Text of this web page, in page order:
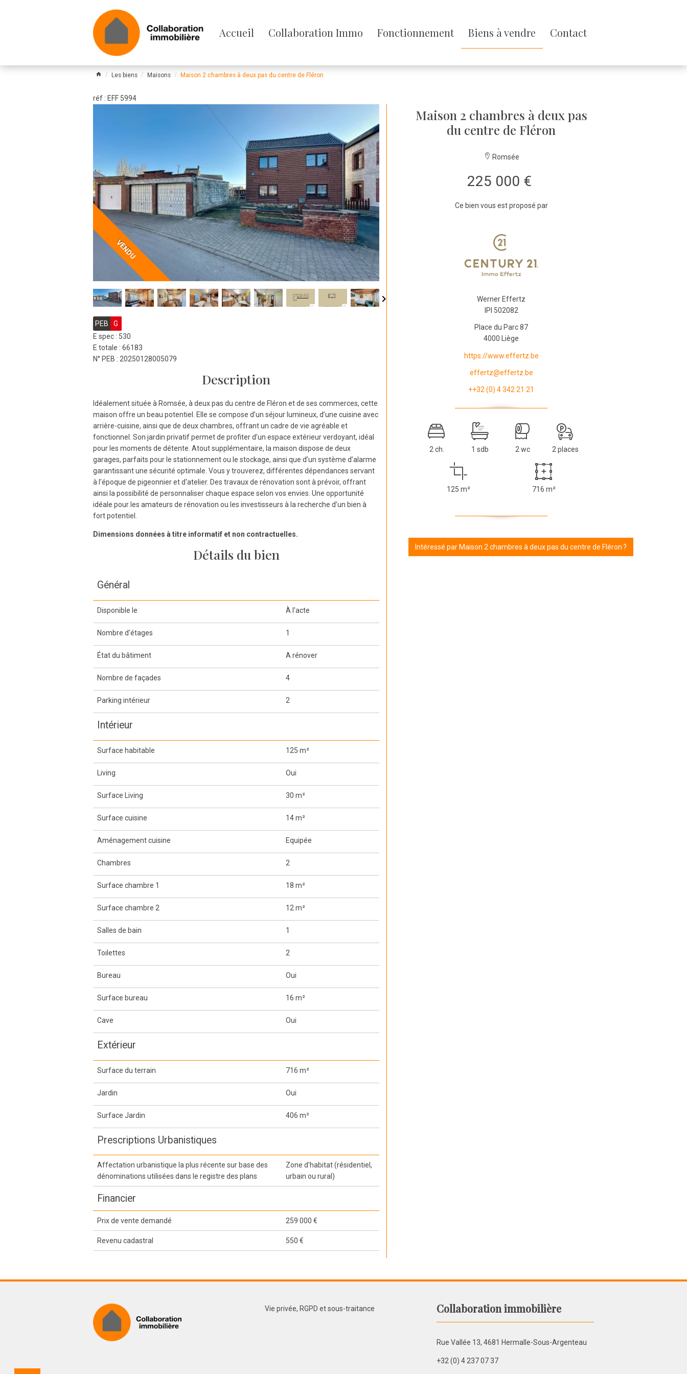
Passer
menu
Accueil Collaboration Immo Fonctionnement Biens à vendre Contact
Les biens Maisons Maison 2 chambres à deux pas du centre de Fléron
réf : EFF 5994
VENDU
PEB
G
E spec : 530
E totale : 66183
N° PEB : 20250128005079
Description
Idéalement située à Romsée, à deux pas du centre de Fléron et de ses commerces, cette
maison offre un beau potentiel. Elle se compose d’un séjour lumineux, d’une cuisine avec
arrière-cuisine, ainsi que de deux chambres, offrant un cadre de vie agréable et
fonctionnel. Son jardin privatif permet de profiter d’un espace extérieur verdoyant, idéal
pour les moments de détente. Atout supplémentaire, la maison dispose de deux
garages, parfaits pour le stationnement ou le stockage, ainsi que d’un système d’alarme
garantissant une sécurité optimale. Vous y trouverez, différentes dépendances servant
à l'époque de pigeonnier et d'atelier. Des travaux de rénovation sont à prévoir, offrant
ainsi la possibilité de personnaliser chaque espace selon vos envies. Une opportunité
idéale pour les amateurs de rénovation ou les investisseurs à la recherche d’un bien à
fort potentiel.
Dimensions données à titre informatif et non contractuelles.
Détails du bien
Général
Disponible le À l'acte
Nombre d'étages 1
État du bâtiment A rénover
Nombre de façades 4
Parking intérieur 2
Intérieur
Surface habitable 125 m²
Living Oui
Surface Living 30 m²
Surface cuisine 14 m²
Aménagement cuisine Equipée
Chambres 2
Surface chambre 1 18 m²
Surface chambre 2 12 m²
Salles de bain 1
Toilettes 2
Bureau Oui
Surface bureau 16 m²
Cave Oui
Extérieur
Surface du terrain 716 m²
Jardin Oui
Surface Jardin 406 m²
Prescriptions Urbanistiques
Affectation urbanistique la plus récente sur base des
dénominations utilisées dans le registre des plans
Zone d'habitat (résidentiel,
urbain ou rural)
Financier
Prix de vente demandé 259 000 €
Revenu cadastral 550 €
Maison 2 chambres à deux pas
du centre de Fléron
Romsée
225 000 €
Ce bien vous est proposé par
Werner Effertz
IPI 502082
Place du Parc 87
4000 Liège
https://www.effertz.be
effertz@effertz.be
++32 (0) 4 342 21 21
2 ch. 1 sdb 2 wc 2 places
125 m² 716 m²
Intéressé par Maison 2 chambres à deux pas du centre de Fléron ?
Vie privée, RGPD et sous-traitance Collaboration immobilière
Rue Vallée 13, 4681 Hermalle-Sous-Argenteau
+32 (0) 4 237 07 37